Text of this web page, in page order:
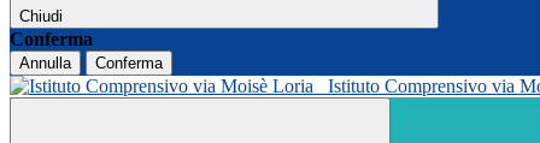
Chiudi
Conferma
Annulla Conferma
Istituto Comprensivo via